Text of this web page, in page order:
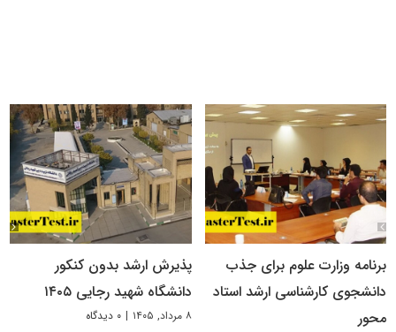
برنامه وزارت علوم برای جذب
دانشجوی کارشناسی ارشد استاد
محور
پذیرش ارشد بدون کنکور
دانشگاه شهید رجایی ۱۴۰۵
۸ مرداد, ۱۴۰۵ | ۰ دیدگاه